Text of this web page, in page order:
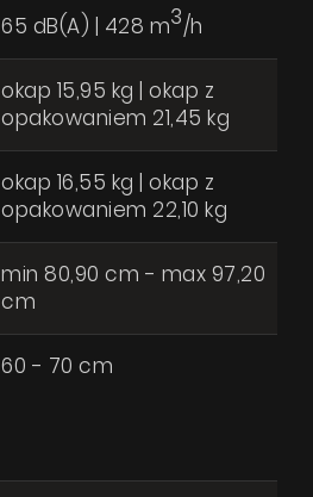
65 dB(A) | 428 m3/h
okap 15,95 kg | okap z
opakowaniem 21,45 kg
okap 16,55 kg | okap z
opakowaniem 22,10 kg
min 80,90 cm - max 97,20
cm
60 - 70 cm